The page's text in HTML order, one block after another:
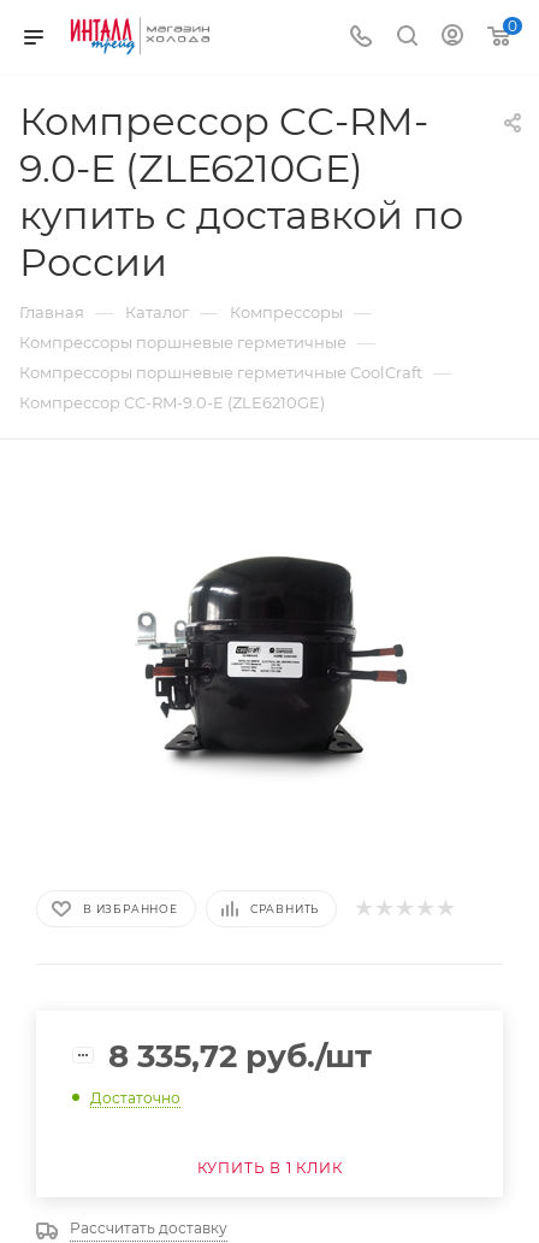
0
Компрессор CC-RM-
9.0-E (ZLE6210GE)
купить с доставкой по
России
Главная — Каталог — Компрессоры —
Компрессоры поршневые герметичные —
Компрессоры поршневые герметичные CoolCraft —
Компрессор CC-RM-9.0-E (ZLE6210GE)
В ИЗБРАННОЕ СРАВНИТЬ
8 335,72 руб./шт
Достаточно
КУПИТЬ В 1 КЛИК
Рассчитать доставку